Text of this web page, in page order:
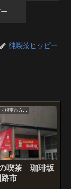
純喫茶ヒッピー
◆純喫茶【釧路市・根室市方面】
喫茶 珈琲坂
路市